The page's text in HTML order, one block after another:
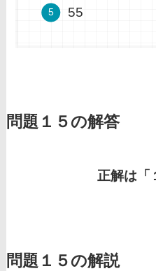
55
問題１５の解答
正解は「
問題１５の解説